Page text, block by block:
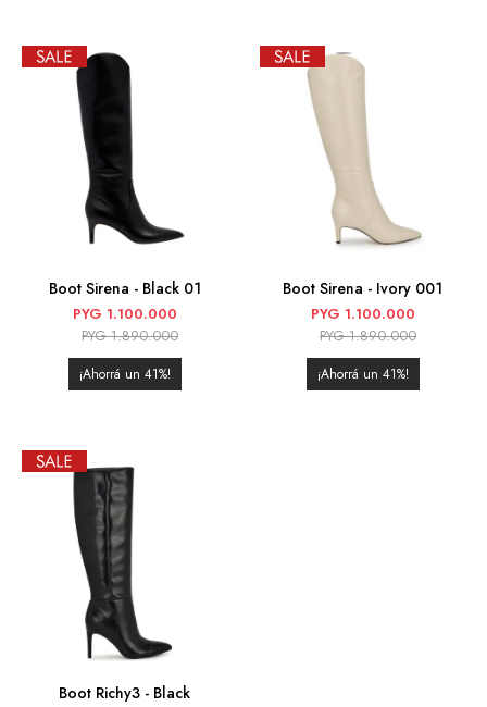
Boot Sirena - Black 01
PYG 1.100.000
PYG 1.890.000
41
Boot Sirena - Ivory 001
PYG 1.100.000
PYG 1.890.000
41
Boot Richy3 - Black